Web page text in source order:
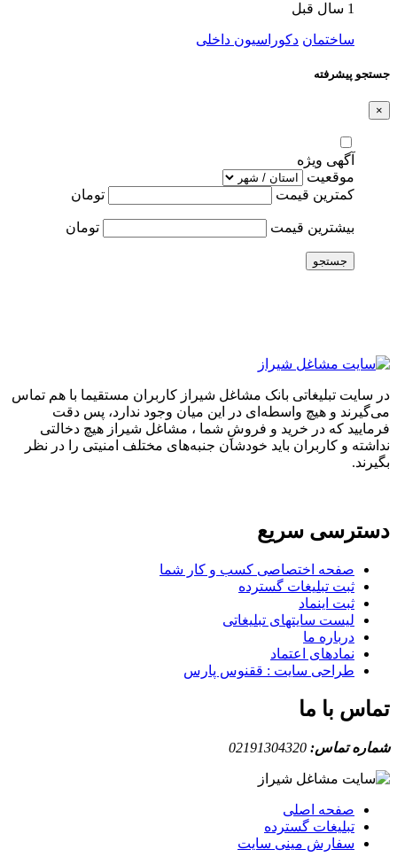
1 سال قبل
ساختمان دکوراسیون داخلی
جستجو پیشرفته
×
آگهی ویژه
موقعیت
کمترین قیمت
تومان
بیشترین قیمت تومان
جستجو
در سایت تبلیغاتی بانک مشاغل شیراز کاربران مستقیما با هم تماس
می‌گیرند و هیچ واسطه‌ای در این میان وجود ندارد، پس دقت
فرمایید که در خرید و فروشِ شما ، مشاغل شیراز هیچ دخالتی
نداشته و کاربران باید خودشان جنبه‌های مختلف امنیتی را در نظر
بگیرند.
دسترسی سریع
صفحه اختصاصی کسب و کار شما
ثبت تبلیغات گسترده
ثبت اینماد
لیست سایتهای تبلیغاتی
درباره ما
نمادهای اعتماد
طراحی سایت : ققنوس پارس
تماس با ما
شماره تماس: 02191304320
صفحه اصلی
تبلیغات گسترده
سفارش مینی سایت